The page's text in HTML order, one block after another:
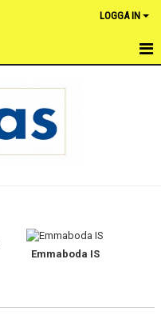
LOGGA IN
Emmaboda IS